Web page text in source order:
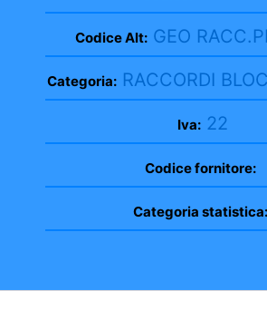
Codice Alt: GEO
Categoria: RACCORDI
Iva: 22
Codice fornitore:
Categoria statistica: